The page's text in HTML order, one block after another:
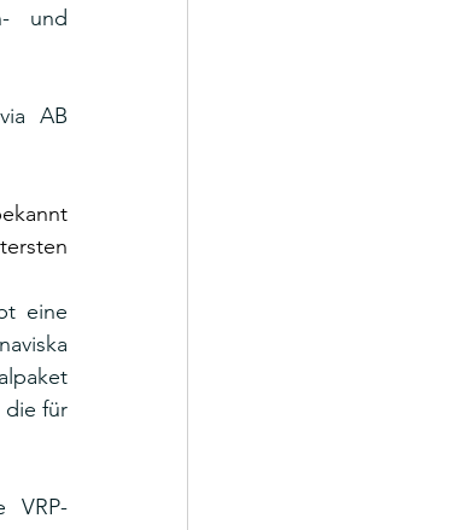
und
AB
eine
die für
VRP-